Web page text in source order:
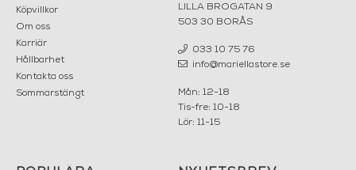
Köpvillkor
Om oss
Karriär
Hållbarhet
Kontakta oss
Sommarstängt
LILLA BROGATAN 9
503 30 BORÅS
033 10 75 76
info@mariellastore.se
Mån: 12-18
Tis-fre: 10-18
Lör: 11-15